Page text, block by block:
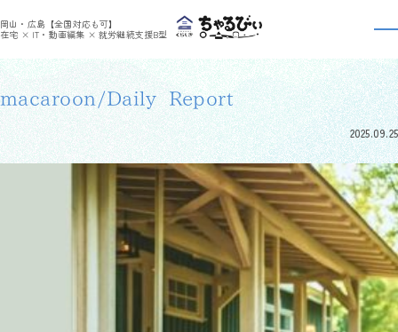
岡山・広島【全国対応も可】
在宅 × IT・動画編集 × 就労継続支援B型
利用者さんの日報 >macaroon/Daily Report
利用者さんの日報
macaroon/Daily Report
2025.09.25